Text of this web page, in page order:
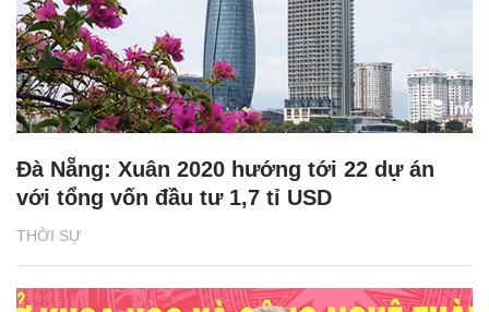
THỜI SỰ
Đà Nẵng: Xuân 2020 hướng tới 22 dự án
với tổng vốn đầu tư 1,7 tỉ USD